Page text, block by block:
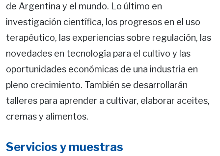
de Argentina y el mundo. Lo último en
investigación científica, los progresos en el uso
terapéutico, las experiencias sobre regulación, las
novedades en tecnología para el cultivo y las
oportunidades económicas de una industria en
pleno crecimiento. También se desarrollarán
talleres para aprender a cultivar, elaborar aceites,
cremas y alimentos.
Servicios y muestras